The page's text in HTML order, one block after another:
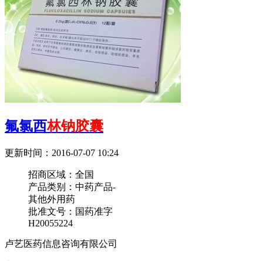
氟氯西林钠胶囊
更新时间：2016-07-07 10:24
招商区域： 全国
产品类别： 中药产品-
其他外用药
批准文号： 国药准字
H20055224
卢艺医药信息咨询有限公司